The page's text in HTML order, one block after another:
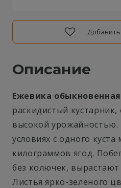
Описание
Ежевика
раскидистый
высокой
условиях с одного
килограммов ягод.
без колючек,
Листья ярко-зеленого